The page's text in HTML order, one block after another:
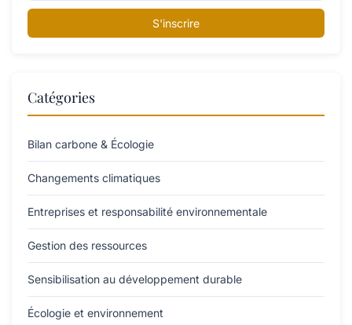
S'inscrire
Catégories
Bilan carbone & Écologie
Changements climatiques
Entreprises et responsabilité environnementale
Gestion des ressources
Sensibilisation au développement durable
Écologie et environnement